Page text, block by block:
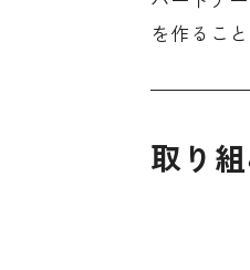
を作るこ
取り